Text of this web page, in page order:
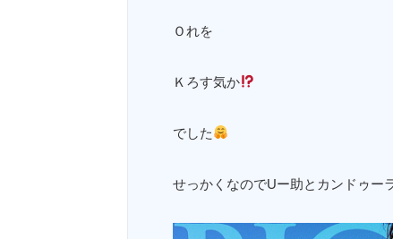
Ｏれを
Ｋろす気か
でした
せっかくなのでUー助とカンドゥー